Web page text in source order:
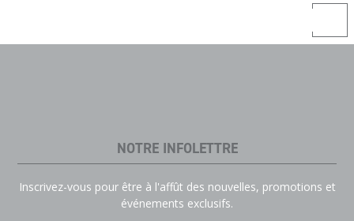
NOTRE INFOLETTRE
Inscrivez-vous pour être à l'affût des nouvelles, promotions et
événements exclusifs.